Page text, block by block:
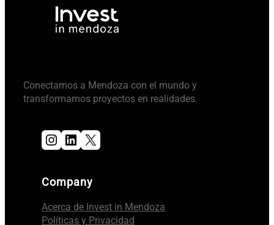
Conectamos a Mendoza con el mundo y
transformamos proyectos en realidades.
Instagram LinkedIn X
Company
Acerca de Invest in Mendoza
Políticas y Privacidad